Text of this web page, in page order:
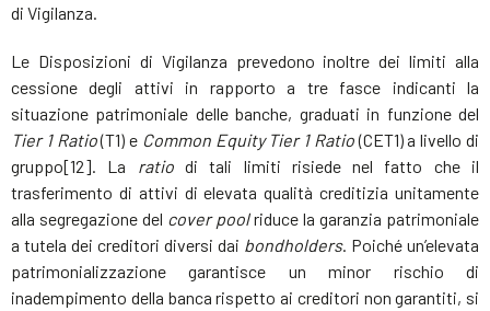
di Vigilanza.
Le Disposizioni di Vigilanza prevedono inoltre dei limiti alla
cessione degli attivi in rapporto a tre fasce indicanti la
situazione patrimoniale delle banche, graduati in funzione del
Tier 1 Ratio(T1) e Common Equity Tier 1 Ratio(CET1) a livello di
gruppo[12]. La
ratiodi tali limiti risiede nel fatto che il
trasferimento di attivi di elevata qualità creditizia unitamente
alla segregazione del cover poolriduce la garanzia patrimoniale
a tutela dei creditori diversi dai bondholders. Poiché un’elevata
patrimonializzazione garantisce un minor rischio di
inadempimento della banca rispetto ai creditori non garantiti, si